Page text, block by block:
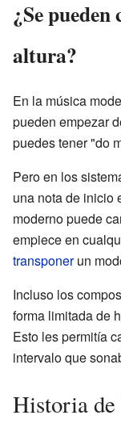
¿Se
altura?
En la música
pueden empezar
puedes tener "do
Pero en los
una nota de inicio
moderno puede
empiece en
transponerun
Incluso los
forma limitada de
Esto les permitía
intervalo que
Historia de